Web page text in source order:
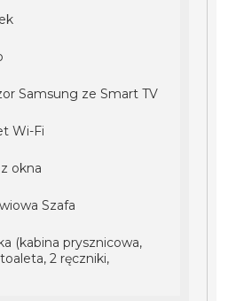
Samsung ze Smart TV
Wi-Fi
okna
Szafa
(kabina prysznicowa,
2 ręczniki,